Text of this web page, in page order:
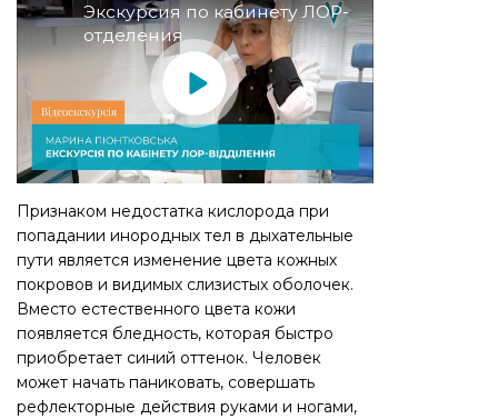
Экскурсия по кабинету ЛОР-
отделения
Признаком недостатка кислорода при
попадании инородных тел в дыхательные
пути является изменение цвета кожных
покровов и видимых слизистых оболочек.
Вместо естественного цвета кожи
появляется бледность, которая быстро
приобретает синий оттенок. Человек
может начать паниковать, совершать
рефлекторные действия руками и ногами,